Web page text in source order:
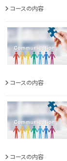
コースの内容
コースの内容
コースの内容